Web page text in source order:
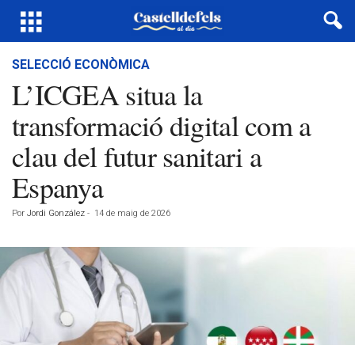
SELECCIÓ ECONÒMICA
L’ICGEA situa la
transformació digital com a
clau del futur sanitari a
Espanya
Por Jordi González - 14 de maig de 2026